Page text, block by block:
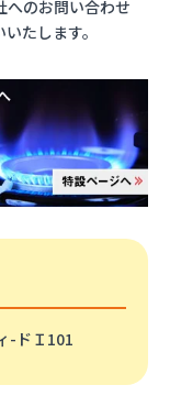
へのお問い合わせ
たします。
-ドＩ101